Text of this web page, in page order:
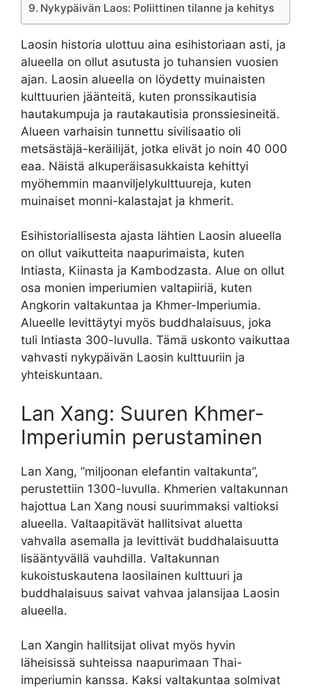
Nykypäivän Laos: Poliittinen tilanne ja kehitys
Laosin historia ulottuu aina esihistoriaan asti, ja
alueella on ollut asutusta jo tuhansien vuosien
ajan. Laosin alueella on löydetty muinaisten
kulttuurien jäänteitä, kuten pronssikautisia
hautakumpuja ja rautakautisia pronssiesineitä.
Alueen varhaisin tunnettu sivilisaatio oli
metsästäjä-keräilijät, jotka elivät jo noin 40 000
eaa. Näistä alkuperäisasukkaista kehittyi
myöhemmin maanviljelykulttuureja, kuten
muinaiset monni-kalastajat ja khmerit.
Esihistoriallisesta ajasta lähtien Laosin alueella
on ollut vaikutteita naapurimaista, kuten
Intiasta, Kiinasta ja Kambodzasta. Alue on ollut
osa monien imperiumien valtapiiriä, kuten
Angkorin valtakuntaa ja Khmer-Imperiumia.
Alueelle levittäytyi myös buddhalaisuus, joka
tuli Intiasta 300-luvulla. Tämä uskonto vaikuttaa
vahvasti nykypäivän Laosin kulttuuriin ja
yhteiskuntaan.
Lan Xang: Suuren Khmer-
Imperiumin perustaminen
Lan Xang, ”miljoonan elefantin valtakunta”,
perustettiin 1300-luvulla. Khmerien valtakunnan
hajottua Lan Xang nousi suurimmaksi valtioksi
alueella. Valtaapitävät hallitsivat aluetta
vahvalla asemalla ja levittivät buddhalaisuutta
lisääntyvällä vauhdilla. Valtakunnan
kukoistuskautena laosilainen kulttuuri ja
buddhalaisuus saivat vahvaa jalansijaa Laosin
alueella.
Lan Xangin hallitsijat olivat myös hyvin
läheisissä suhteissa naapurimaan Thai-
imperiumin kanssa. Kaksi valtakuntaa solmivat